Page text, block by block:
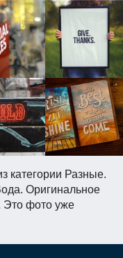
категории Разные.
Оригинальное
Это фото уже